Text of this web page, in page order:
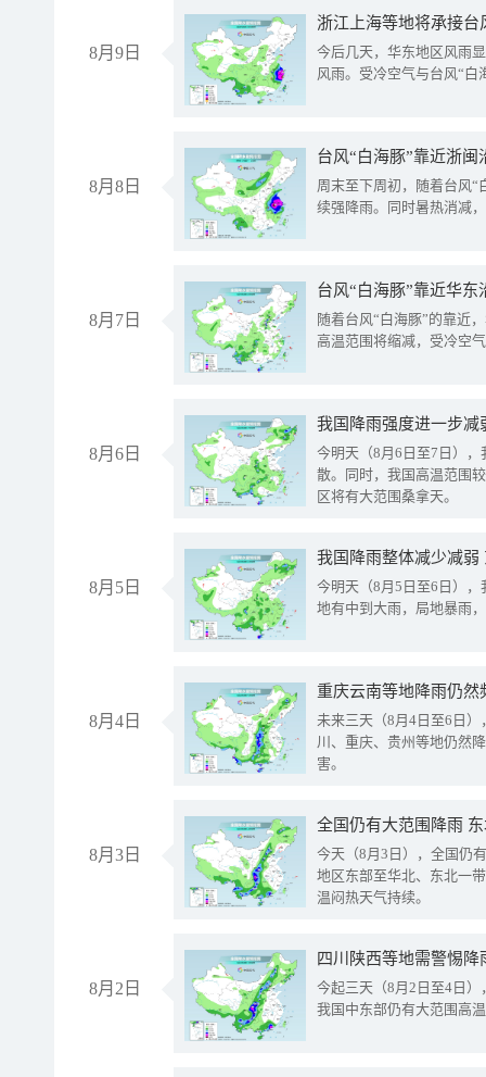
8月9日
浙江上海等地将承接台
今后几天，华东地区风雨
风雨。受冷空气与台风“白
8月8日
台风“白海豚”靠近浙
周末至下周初，随着台风“
续强降雨。同时暑热消减
8月7日
台风“白海豚”靠近华
随着台风“白海豚”的靠近
高温范围将缩减，受冷空
8月6日
今明天（8月6日至7日）
散。同时，我国高温范围
区将有大范围桑拿天。
8月5日
我国降雨整体减少减弱
今明天（8月5日至6日）
地有中到大雨，局地暴雨
8月4日
重庆云南等地降雨仍然
未来三天（8月4日至6日
川、重庆、贵州等地仍然
害。
8月3日
全国仍有大范围降雨
今天（8月3日），全国仍
地区东部至华北、东北一
温闷热天气持续。
8月2日
今起三天（8月2日至4日
我国中东部仍有大范围高